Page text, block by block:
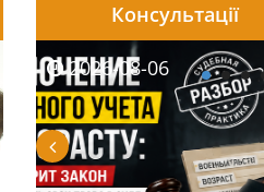
2026-08-06
2026-08-04
Консультації
2026-08-06
2026-07-30